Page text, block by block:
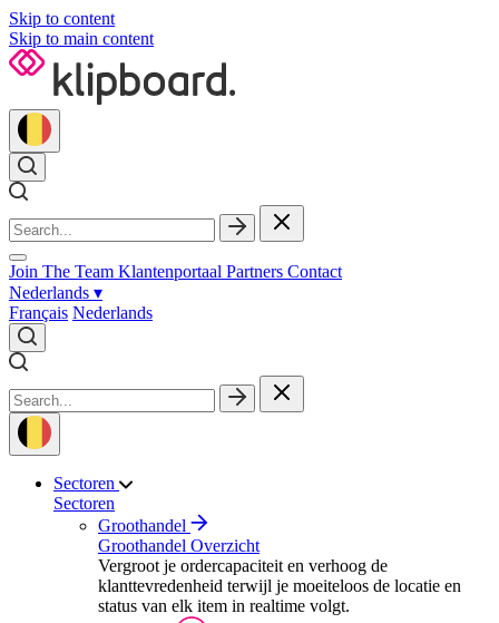
Skip to content
Skip to main content
Join The Team Klantenportaal Partners Contact
Nederlands ▾
Français Nederlands
Sectoren
Sectoren
Groothandel
Groothandel Overzicht
Vergroot je ordercapaciteit en verhoog de
klanttevredenheid terwijl je moeiteloos de locatie en
status van elk item in realtime volgt.